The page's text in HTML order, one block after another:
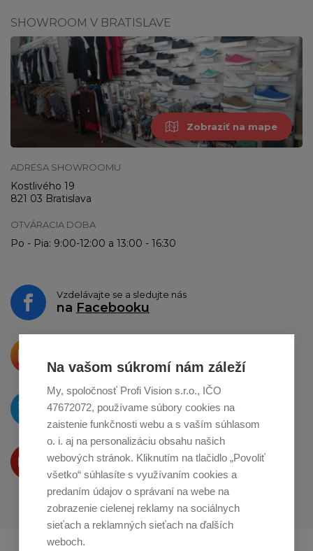
Na vašom súkromí nám záleží
My, spoločnosť Profi Vision s.r.o., IČO
47672072, používame súbory cookies na
zaistenie funkčnosti webu a s vaším súhlasom
o. i. aj na personalizáciu obsahu našich
webových stránok. Kliknutím na tlačidlo „Povoliť
všetko“ súhlasíte s využívaním cookies a
predaním údajov o správaní na webe na
zobrazenie cielenej reklamy na sociálnych
sieťach a reklamných sieťach na ďalších
weboch.
SHOWROOM V BRATISLAVE
Zobraziť na mape
ADRESA SHOWROOMU
Kostlivého 19
821 03 Bratislava
OTVÁRACIA DOBA
Po - Pia: 9:00-12:00 a 13:00 - 16:30
Vzdelávajte se a sledujte nás
na Facebooku
o zdieľanie naInstagrame
O novinkách píšeme
naTwitteri
Produkty Vám predstavujeme
na Youtube
Profikuchař.cz